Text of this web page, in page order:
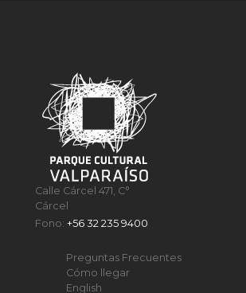
Calle Cárcel 471, C°
Cárcel
Fono:+56 32 235 9400
Preguntas Frecuentes
Cómo llegar
English